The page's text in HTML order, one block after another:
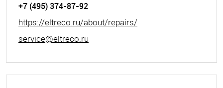
+7 (495) 374-87-92
https://eltreco.ru/about/repairs/
service@eltreco.ru